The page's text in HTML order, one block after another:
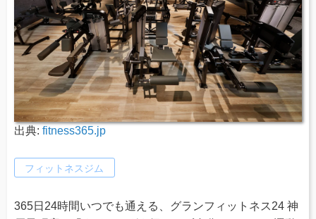
出典: fitness365.jp
フィットネスジム
365日24時間いつでも通える、グランフィットネス24 神